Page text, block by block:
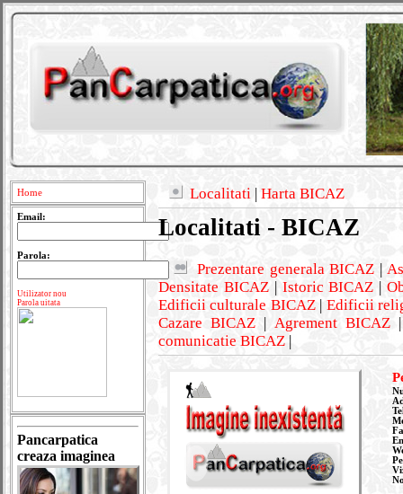
Home
Email:
Parola:
Utilizator nou
Parola uitata
Pancarpatica
creaza imaginea
Localitati | Harta BICAZ
Localitati - BICAZ
Prezentare generala BICAZ |
Densitate BICAZ| Istoric BICAZ |
Edificii culturale BICAZ| Edificii
Cazare BICAZ | Agrement BICAZ
comunicatie BICAZ |